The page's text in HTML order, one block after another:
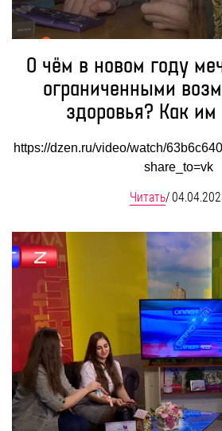
О чём в новом году
ограниченными
здоровья? Как им
https://dzen.ru/video/watch/
share_to=vk
Читать/